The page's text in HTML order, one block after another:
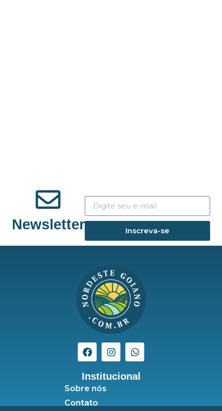
Newsletter Inscreva-se
Institucional
Sobre nós
Contato